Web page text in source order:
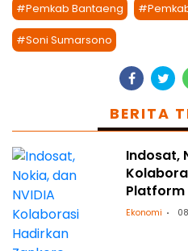
#Pemkab Bantaeng
#Soni Sumarsono
BERITA
Indosat,
Platform
Asia-
Ekonomi